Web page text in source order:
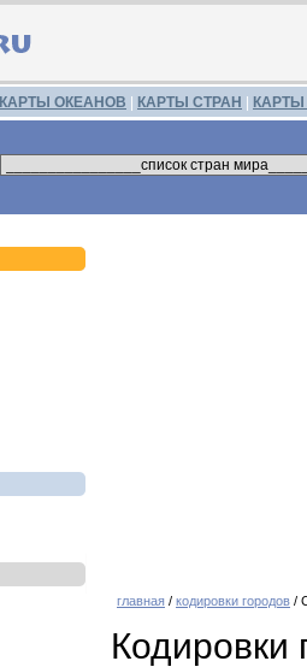
КАРТЫ ОКЕАНОВ КАРТЫ СТРАН
главная / кодировки городов /
Кодировки